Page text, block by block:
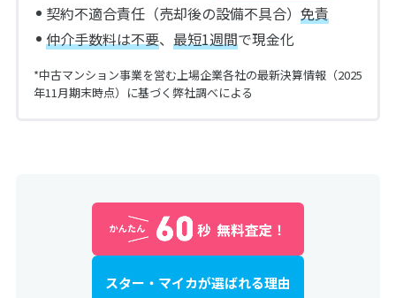
契約不適合責任（売却後の設備不具合）免責
仲介手数料は不要、最短1週間で現金化
*中古マンション事業を営む上場企業各社の最新決算情報（2025
年11月期末時点）に基づく弊社調べによる
スター・マイカが選ばれる理由